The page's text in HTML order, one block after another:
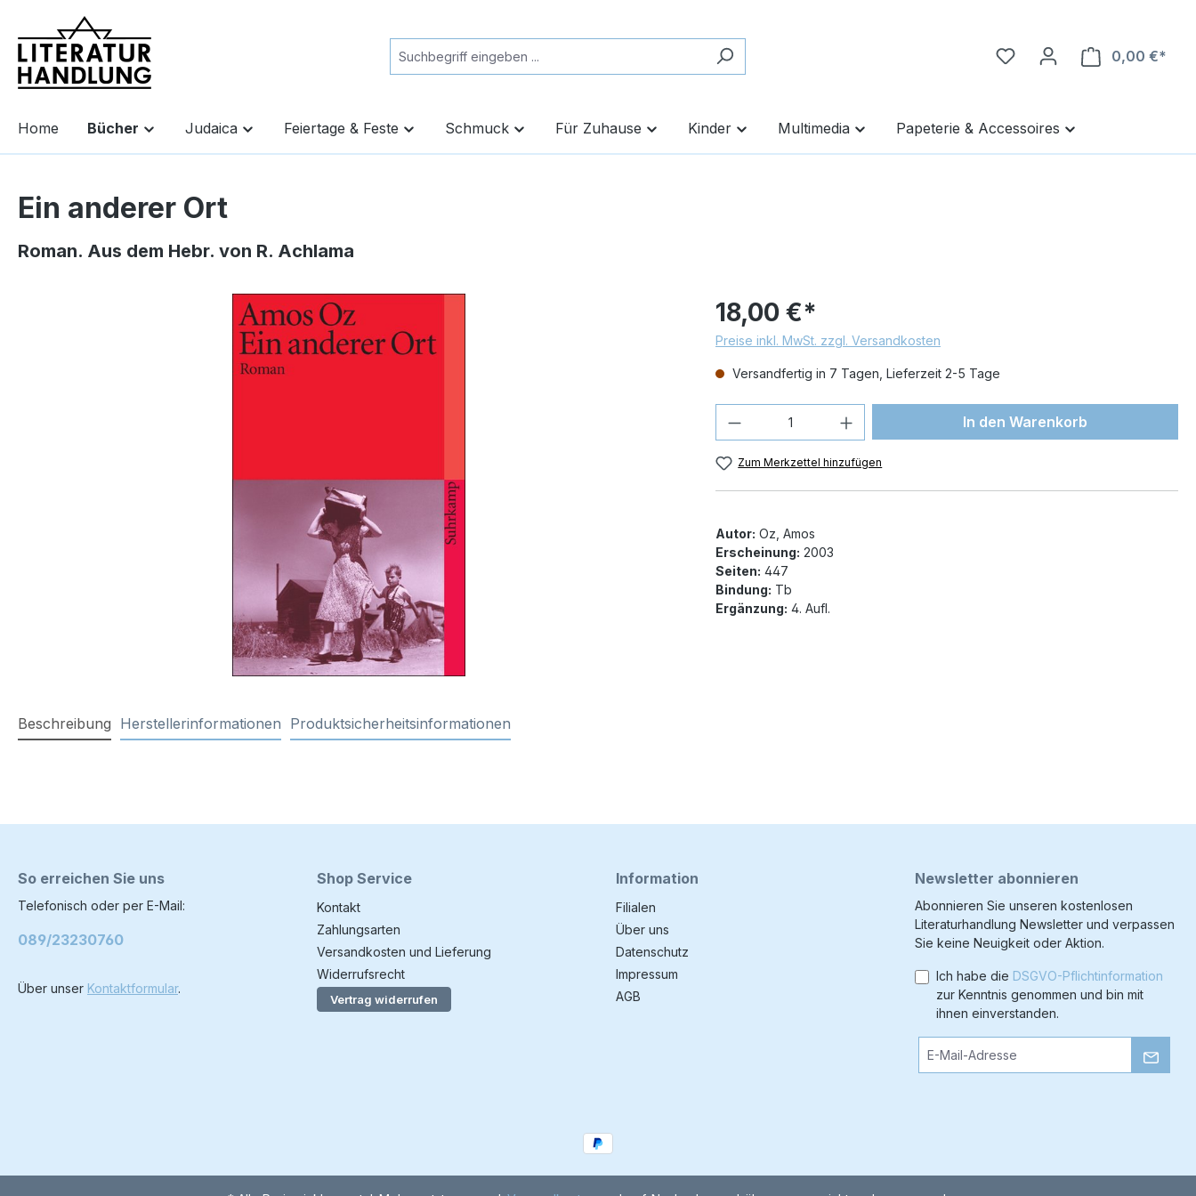
Zur Hauptnavigation springen
0,00 €*
Home Bücher Judaica Feiertage & Feste Schmuck Für Zuhause Kinder Multimedia Papeterie & Accessoires
Ein anderer Ort
Roman. Aus dem Hebr. von R. Achlama
18,00 €*
Preise inkl. MwSt. zzgl. Versandkosten
Versandfertig in 7 Tagen, Lieferzeit 2-5 Tage
Produkt Anzahl: Gib den gewünschten Wert
In den Warenkorb
Zum Merkzettel hinzufügen
Autor: Oz, Amos
Erscheinung: 2003
Seiten: 447
Bindung: Tb
Ergänzung: 4. Aufl.
Beschreibung Herstellerinformationen Produktsicherheitsinformationen
So erreichen Sie uns
Telefonisch oder per E-Mail:
089/23230760
Über unser Kontaktformular.
Shop Service
Kontakt
Zahlungsarten
Versandkosten und Lieferung
Widerrufsrecht
Vertrag widerrufen
Information
Filialen
Über uns
Datenschutz
Impressum
AGB
Newsletter abonnieren
Abonnieren Sie unseren kostenlosen
Literaturhandlung Newsletter und verpassen
Sie keine Neuigkeit oder Aktion.
Ich habe die DSGVO-Pflichtinformation
zur Kenntnis genommen und bin mit
ihnen einverstanden.